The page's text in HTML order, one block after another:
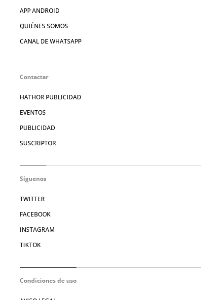
APP ANDROID
QUIÉNES SOMOS
CANAL DE WHATSAPP
Contactar
HATHOR PUBLICIDAD
EVENTOS
PUBLICIDAD
SUSCRIPTOR
Síguenos
TWITTER
FACEBOOK
INSTAGRAM
TIKTOK
Condiciones de uso